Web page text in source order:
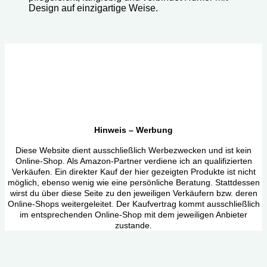
Design auf einzigartige Weise.
Hinweis – Werbung
Diese Website dient ausschließlich Werbezwecken und ist kein
Online-Shop. Als Amazon-Partner verdiene ich an qualifizierten
Verkäufen. Ein direkter Kauf der hier gezeigten Produkte ist nicht
möglich, ebenso wenig wie eine persönliche Beratung. Stattdessen
wirst du über diese Seite zu den jeweiligen Verkäufern bzw. deren
Online-Shops weitergeleitet. Der Kaufvertrag kommt ausschließlich
im entsprechenden Online-Shop mit dem jeweiligen Anbieter
zustande.